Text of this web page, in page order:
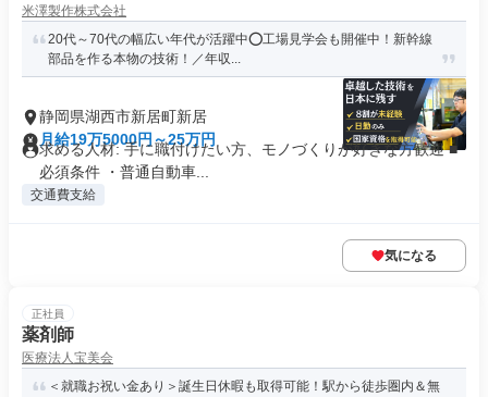
米澤製作株式会社
20代～70代の幅広い年代が活躍中⭕工場見学会も開催中！新幹線
部品を作る本物の技術！／年収...
静岡県湖西市新居町新居
月給19万5000円～25万円
求める人材: 手に職付けたい方、モノづくりが好きな方歓迎 ■
必須条件 ・普通自動車...
交通費支給
気になる
正社員
薬剤師
医療法人宝美会
＜就職お祝い金あり＞誕生日休暇も取得可能！駅から徒歩圏内＆無